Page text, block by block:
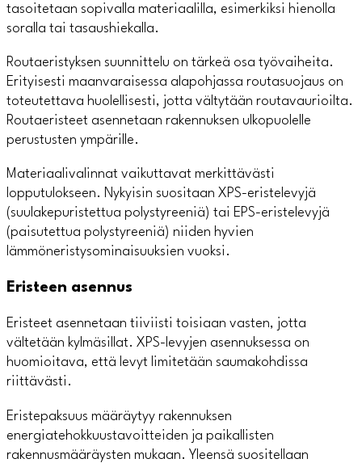
tasoitetaan sopivalla materiaalilla, esimerkiksi hienolla
soralla tai tasaushiekalla.
Routaeristyksen suunnittelu on tärkeä osa työvaiheita.
Erityisesti maanvaraisessa alapohjassa routasuojaus on
toteutettava huolellisesti, jotta vältytään routavaurioilta.
Routaeristeet asennetaan rakennuksen ulkopuolelle
perustusten ympärille.
Materiaalivalinnat vaikuttavat merkittävästi
lopputulokseen. Nykyisin suositaan XPS-eristelevyjä
(suulakepuristettua polystyreeniä) tai EPS-eristelevyjä
(paisutettua polystyreeniä) niiden hyvien
lämmöneristysominaisuuksien vuoksi.
Eristeen asennus
Eristeet asennetaan tiiviisti toisiaan vasten, jotta
vältetään kylmäsillat. XPS-levyjen asennuksessa on
huomioitava, että levyt limitetään saumakohdissa
riittävästi.
Eristepaksuus määräytyy rakennuksen
energiatehokkuustavoitteiden ja paikallisten
rakennusmääräysten mukaan. Yleensä suositellaan